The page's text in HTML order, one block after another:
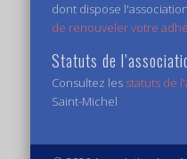
dont dispose
de renouveler votre
Statuts de
Consultez les statuts de
Saint-Michel